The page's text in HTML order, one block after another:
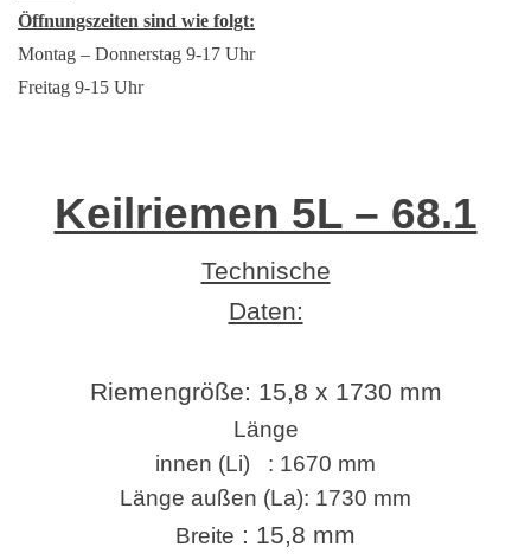
Öffnungszeiten sind wie folgt:
Montag – Donnerstag 9-17 Uhr
Freitag 9-15 Uhr
Keilriemen 5L – 68.1
Technische
Daten:
Riemengröße: 15,8 x 1730 mm
Länge
innen (Li) : 1670 mm
Länge außen (La): 1730 mm
Breite : 15,8 mm